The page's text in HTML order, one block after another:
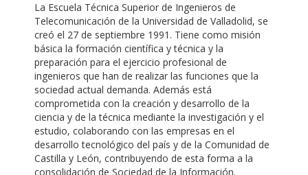
La Escuela Técnica Superior de Ingenieros de
Telecomunicación de la Universidad de Valladolid, se
creó el 27 de septiembre 1991. Tiene como misión
básica la formación científica y técnica y la
preparación para el ejercicio profesional de
ingenieros que han de realizar las funciones que la
sociedad actual demanda. Además está
comprometida con la creación y desarrollo de la
ciencia y de la técnica mediante la investigación y el
estudio, colaborando con las empresas en el
desarrollo tecnológico del país y de la Comunidad de
Castilla y León, contribuyendo de esta forma a la
consolidación de Sociedad de la Información.